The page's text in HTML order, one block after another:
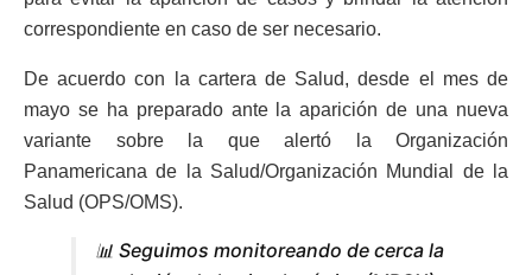
correspondiente en caso de ser necesario.
De acuerdo con la cartera de Salud, desde el mes de
mayo se ha preparado ante la aparición de una nueva
variante sobre la que alertó la Organización
Panamericana de la Salud/Organización Mundial de la
Salud (OPS/OMS).
📊 Seguimos monitoreando de cerca la